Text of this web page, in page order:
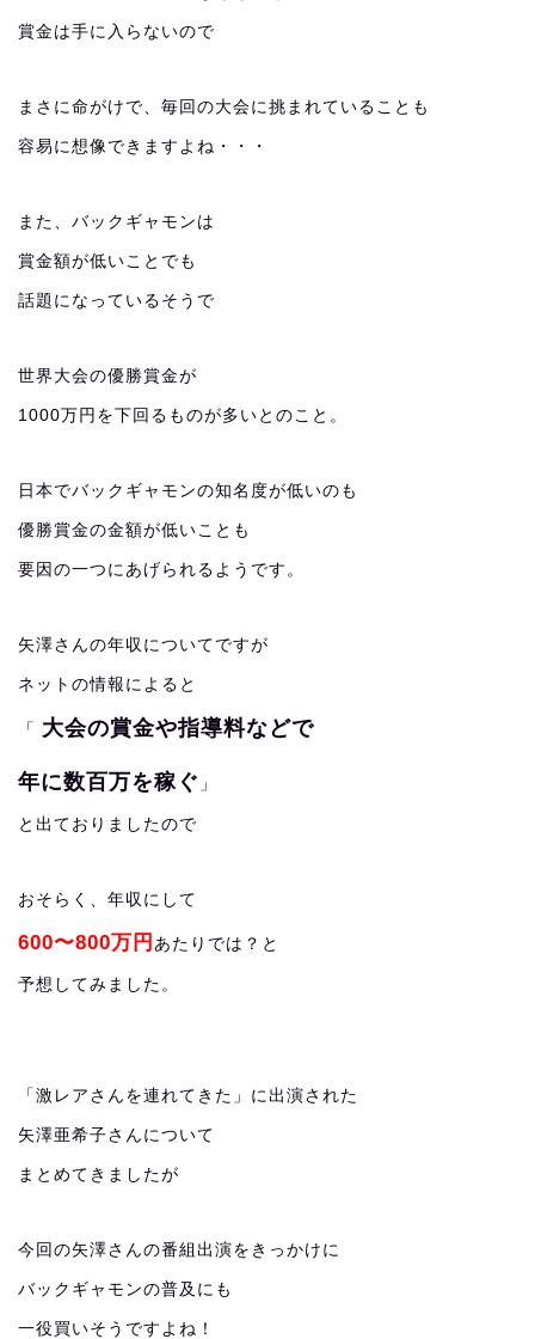
賞金は手に入らないので
まさに命がけで、毎回の大会に挑まれていることも
容易に想像できますよね・・・
また、バックギャモンは
賞金額が低いことでも
話題になっているそうで
世界大会の優勝賞金が
1000万円を下回るものが多いとのこと。
日本でバックギャモンの知名度が低いのも
優勝賞金の金額が低いことも
要因の一つにあげられるようです。
矢澤さんの年収についてですが
ネットの情報によると
「 大会の賞金や指導料などで
年に数百万を稼ぐ 」
と出ておりましたので
おそらく、年収にして
600〜800万円 あたりでは？と
予想してみました。
「激レアさんを連れてきた」に出演された
矢澤亜希子さんについて
まとめてきましたが
今回の矢澤さんの番組出演をきっかけに
バックギャモンの普及にも
一役買いそうですよね！